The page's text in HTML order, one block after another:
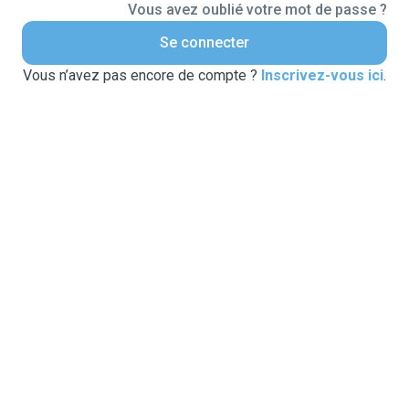
Vous avez oublié votre mot de passe ?
Se connecter
Vous n’avez pas encore de compte ? Inscrivez-vous ici.